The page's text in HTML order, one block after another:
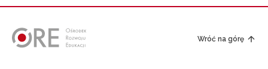
Wróć na górę